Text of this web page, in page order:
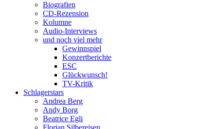
Biografien
CD-Rezension
Kolumne
Audio-Interviews
und noch viel mehr
Gewinnspiel
Konzertberichte
ESC
Glückwunsch!
TV-Kritik
Schlagerstars
Andrea Berg
Andy Borg
Beatrice Egli
Florian Silbereisen